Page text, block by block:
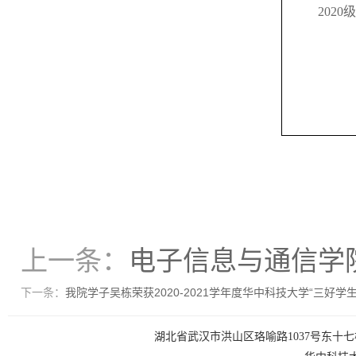
2020级
上一条： 电子信息与通信
下一条： 我院学子吴栋荣获2020-2021学年度华中科技大学“三好学
湖北省武汉市洪山区珞喻路1037号东十